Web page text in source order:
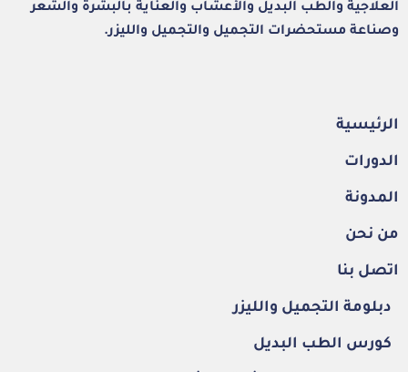
العلاجية والطب البديل والأعشاب والعناية بالبشرة والشعر
وصناعة مستحضرات التجميل والتجميل والليزر.
الرئيسية
الدورات
المدونة
من نحن
اتصل بنا
دبلومة التجميل والليزر
كورس الطب البديل